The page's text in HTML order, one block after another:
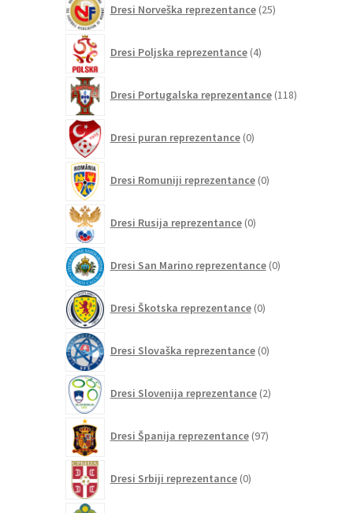
Dresi Norveška reprezentance 25izdelkov
Dresi Poljska reprezentance 4izdelki
Dresi Portugalska reprezentance 118izdelkov
Dresi puran reprezentance 0izdelkov
Dresi Romuniji reprezentance 0izdelkov
Dresi Rusija reprezentance 0izdelkov
Dresi San Marino reprezentance 0izdelkov
Dresi Škotska reprezentance 0izdelkov
Dresi Slovaška reprezentance 0izdelkov
Dresi Slovenija reprezentance 2izdelka
Dresi Španija reprezentance 97izdelkov
Dresi Srbiji reprezentance 0izdelkov